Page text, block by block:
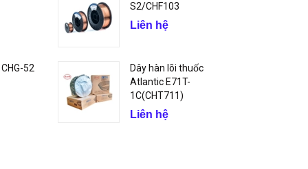
S2/CHF103
Liên hệ
52
Dây hàn lõi thuốc
Atlantic E71T-
1C(CHT711)
Liên hệ